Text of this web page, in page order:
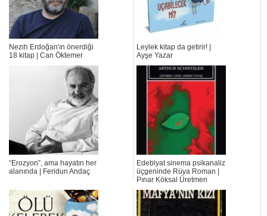
Nezih Erdoğan'ın önerdiği
18 kitap | Can Öktemer
Leylek kitap da getirir! |
Ayşe Yazar
“Erozyon”, ama hayatın her
alanında | Feridun Andaç
Edebiyat sinema psikanaliz
üçgeninde Rüya Roman |
Pınar Köksal Üretmen